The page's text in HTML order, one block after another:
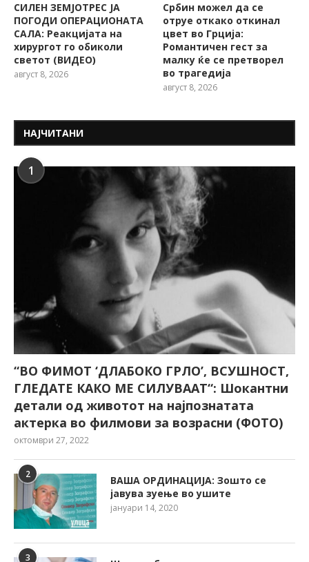
СИЛЕН ЗЕМЈОТРЕС ЈА
ПОГОДИ ОПЕРАЦИОНАТА
САЛА: Реакцијата на
хирургот го обиколи
светот (ВИДЕО)
август 8, 2026
Србин можел да се
отруе откако откинал
цвет во Грција:
Романтичен гест за
малку ќе се претворел
во трагедија
август 8, 2026
НАЈЧИТАНИ
1
“ВО ФИМОТ ‘ДЛАБОКО ГРЛО’, ВСУШНОСТ,
ГЛЕДАТЕ КАКО МЕ СИЛУВААТ“: Шокантни
детали од животот на најпознатата
актерка во филмови за возрасни (ФОТО)
октомври 27, 2022
2
ВАША ОРДИНАЦИЈА: Зошто се
јавува зуење во ушите
јануари 14, 2020
3